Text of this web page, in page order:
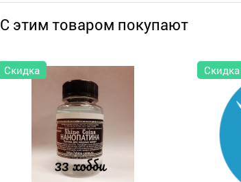
С этим товаром покупают
Скидка Скидка